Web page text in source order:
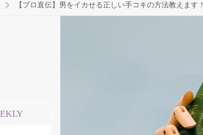
【プロ直伝】男をイカせる正しい手コキの方法教えます！